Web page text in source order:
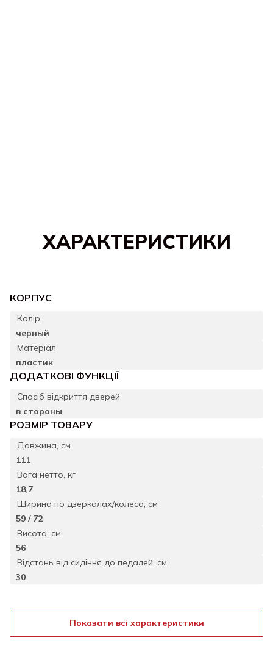
ХАРАКТЕРИСТИКИ
КОРПУС
Колір
черный
Матеріал
пластик
ДОДАТКОВІ ФУНКЦІЇ
Спосіб відкриття дверей
в стороны
РОЗМIР ТОВАРУ
Довжина, см
111
Вага нетто, кг
18,7
Ширина по дзеркалах/колеса, см
59 / 72
Висота, см
56
Відстань від сидіння до педалей, см
30
Показати всі характеристики